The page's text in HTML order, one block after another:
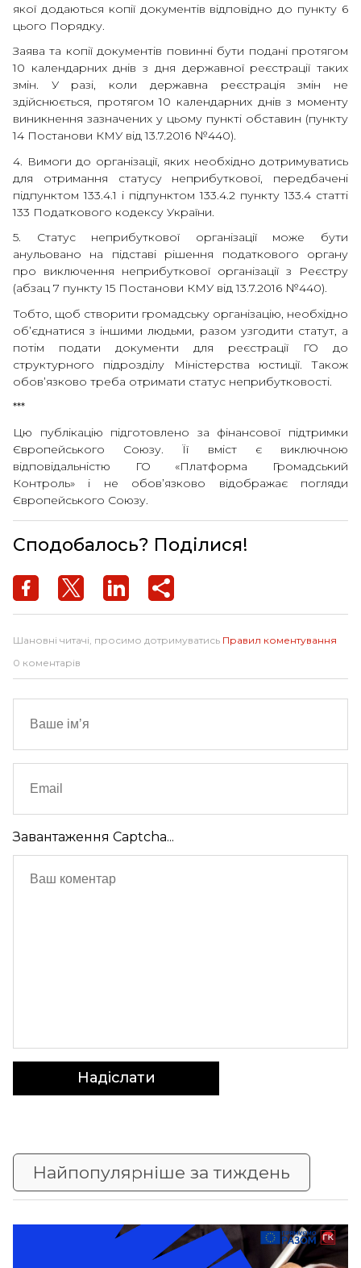
якої додаються копії документів відповідно до пункту 6
цього Порядку.
Заява та копії документів повинні бути подані протягом
10 календарних днів з дня державної реєстрації таких
змін. У разі, коли державна реєстрація змін не
здійснюється, протягом 10 календарних днів з моменту
виникнення зазначених у цьому пункті обставин (пункту
14 Постанови КМУ від 13.7.2016 №440).
4. Вимоги до організації, яких необхідно дотримуватись
для отримання статусу неприбуткової, передбачені
підпунктом 133.4.1 і підпунктом 133.4.2 пункту 133.4 статті
133 Податкового кодексу України.
5. Статус неприбуткової організації може бути
анульовано на підставі рішення податкового органу
про виключення неприбуткової організації з Реєстру
(абзац 7 пункту 15 Постанови КМУ від 13.7.2016 №440).
Тобто, щоб створити громадську організацію, необхідно
об’єднатися з іншими людьми, разом узгодити статут, а
потім подати документи для реєстрації ГО до
структурного підрозділу Міністерства юстиції. Також
обов’язково треба отримати статус неприбутковості.
***
Цю публікацію підготовлено за фінансової підтримки
Європейського Союзу. Її вміст є виключною
відповідальністю ГО «Платформа Громадський
Контроль» і не обов’язково відображає погляди
Європейського Союзу.
Сподобалось? Поділися!
Шановні читачі, просимо дотримуватись Правил коментування
0 коментарів
Завантаження Captcha...
Надіслати
Найпопулярніше за тиждень